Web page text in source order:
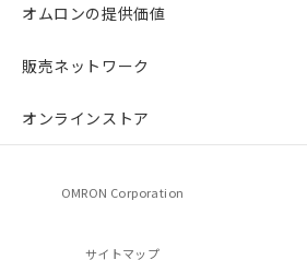
オムロンの提供価値
販売ネットワーク
オンラインストア
OMRON Corporation
サイトマップ